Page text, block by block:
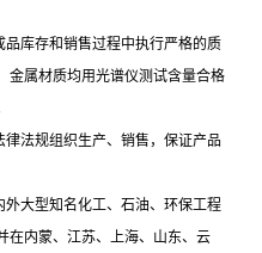
库存和销售过程中执行严格的质
金属材质均用光谱仪测试含量合格
法规组织生产、销售，保证产品
大型知名化工、石油、环保工程
在内蒙、江苏、上海、山东、云